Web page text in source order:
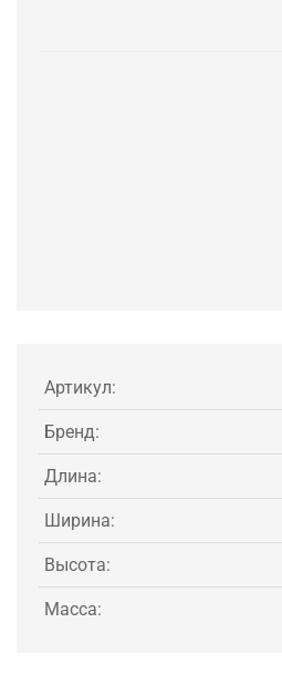
Артикул:
Бренд:
Длина:
Ширина:
Высота:
Масса: